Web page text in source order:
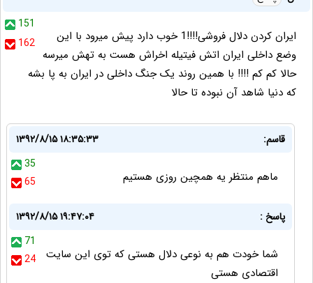
151
162
ایران کردن دلال فروشی!!!!1 خوب دارد پیش میرود با این
وضع داخلی ایران اتش فیتیله اخراش هست به تهش میرسه
حالا کم کم !!!! با همین روند یک جنگ داخلی در ایران به پا بشه
که دنیا شاهد آن نبوده تا حالا
قاسم:
۱۳۹۲/۸/۱۵ ۱۸:۳۵:۳۳
35
65
ماهم منتظر یه همچین روزی هستیم
پاسخ :
۱۳۹۲/۸/۱۵ ۱۹:۴۷:۰۴
71
24
شما خودت هم به نوعی دلال هستی که توی این سایت
اقتصادی هستی